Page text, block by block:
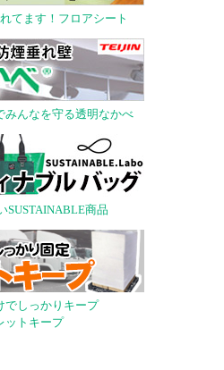
てます！フロアシート
みんなを守る透明なかべ
SUSTAINABLE商品
でしっかりキープ
ットキープ